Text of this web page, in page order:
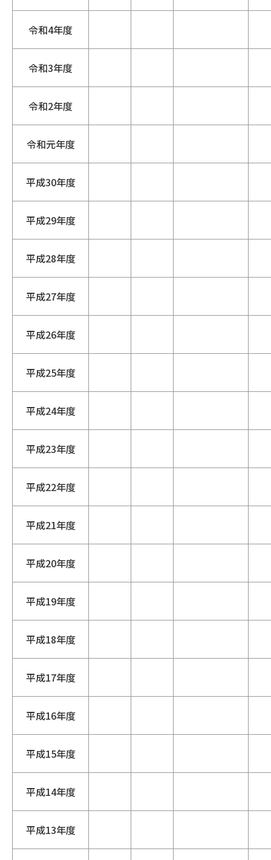
令和4年度
令和3年度
令和2年度
令和元年度
平成30年度
平成29年度
平成28年度
平成27年度
平成26年度
平成25年度
平成24年度
平成23年度
平成22年度
平成21年度
平成20年度
平成19年度
平成18年度
平成17年度
平成16年度
平成15年度
平成14年度
平成13年度